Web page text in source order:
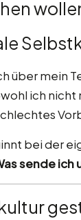
über mein
ich nicht
bei der
sende ich